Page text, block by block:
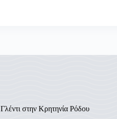
Γλέντι στην Κρητηνία Ρόδου